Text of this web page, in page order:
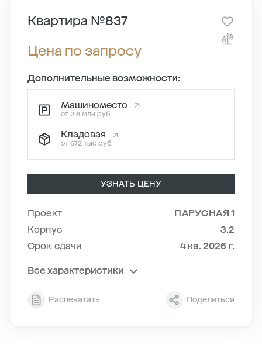
Квартира №837
Цена по запросу
Дополнительные возможности:
Машиноместо
от 2,6 млн руб.
Кладовая
от 672 тыс руб.
УЗНАТЬ ЦЕНУ
Проект
ПАРУСНАЯ 1
Корпус
3.2
Срок сдачи
4 кв. 2026 г.
Все характеристики
Секция
3
Распечатать Поделиться